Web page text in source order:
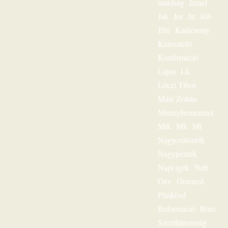
imádság
Izrael
Jak
Jer Jn
Jób
JSir Karácsony
Keresztelő
Konfirmáció
Lajos Lk
Lóczi Tibor
Máté Zoltán
Mennybemenetel
Mik
Mk
Mt
Nagycsütörtök
Nagypéntek
Napi igék
Neh
Óév Ötvened
Pünkösd
Reformáció Róm
Szentháromság